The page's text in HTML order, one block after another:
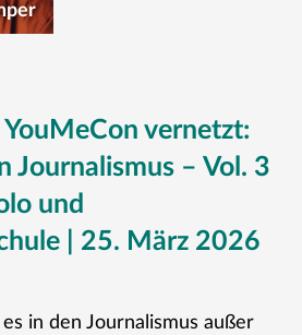
vernetzt:
Journalismus – Vol. 3
und
| 25. März 2026
in den Journalismus außer